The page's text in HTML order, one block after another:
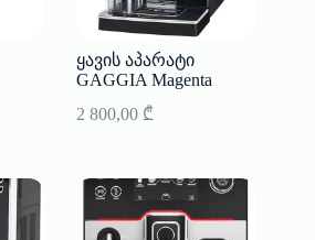
ყავის აპარატი
GAGGIA Magenta
2 800,00 ₾